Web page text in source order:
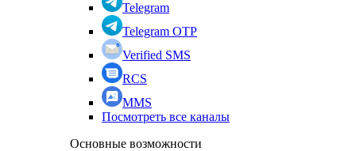
Telegram
Telegram OTP
Verified SMS
RCS
MMS
Посмотреть все каналы
Основные возможности